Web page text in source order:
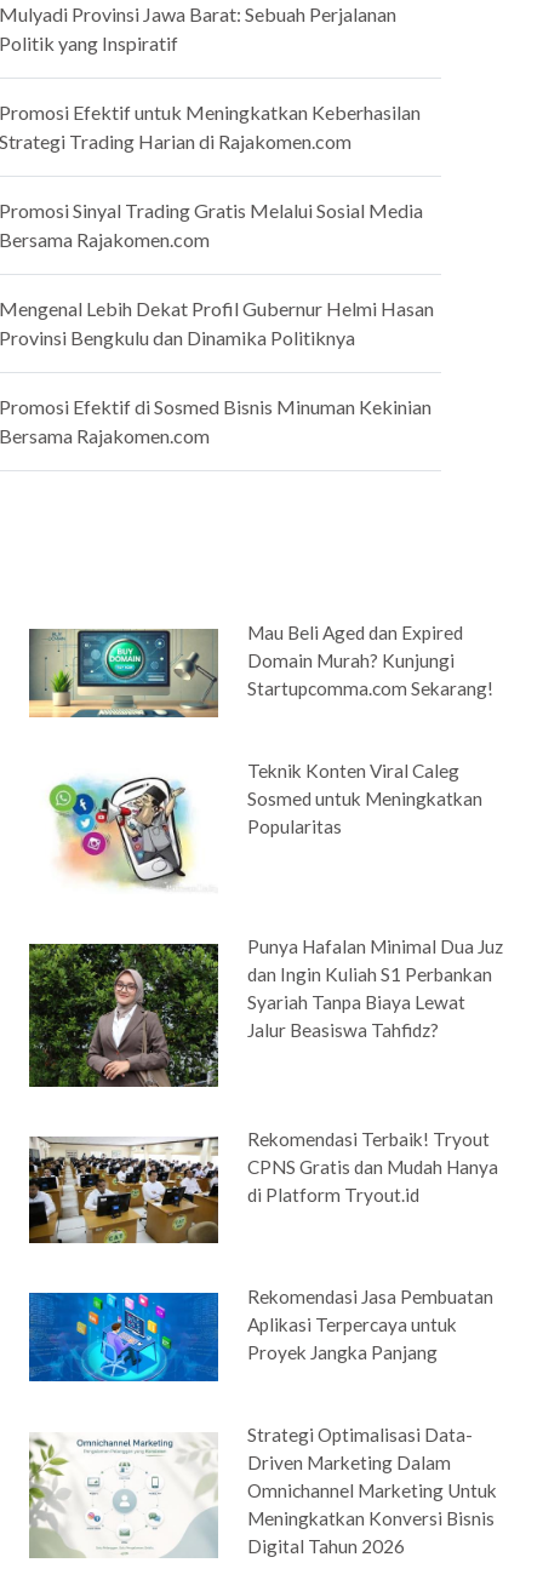
Provinsi Jawa Barat: Sebuah Perjalanan
yang Inspiratif
Efektif untuk Meningkatkan Keberhasilan
Trading Harian di Rajakomen.com
Sinyal Trading Gratis Melalui Sosial Media
Rajakomen.com
Lebih Dekat Profil Gubernur Helmi Hasan
Bengkulu dan Dinamika Politiknya
Efektif di Sosmed Bisnis Minuman Kekinian
Rajakomen.com
Mau Beli Aged dan Expired
Domain Murah? Kunjungi
Startupcomma.com Sekarang!
Teknik Konten Viral Caleg
Sosmed untuk Meningkatkan
Popularitas
Punya Hafalan Minimal Dua Juz
dan Ingin Kuliah S1 Perbankan
Syariah Tanpa Biaya Lewat
Jalur Beasiswa Tahfidz?
Rekomendasi Terbaik! Tryout
CPNS Gratis dan Mudah Hanya
di Platform Tryout.id
Rekomendasi Jasa Pembuatan
Aplikasi Terpercaya untuk
Proyek Jangka Panjang
Strategi Optimalisasi Data-
Driven Marketing Dalam
Omnichannel Marketing Untuk
Meningkatkan Konversi Bisnis
Digital Tahun 2026